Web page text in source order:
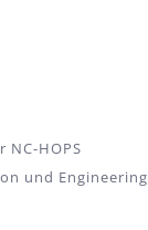
HOPS
und Engineering